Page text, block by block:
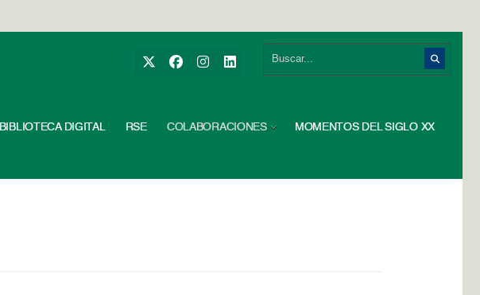
BIBLIOTECA DIGITAL RSE COLABORACIONES MOMENTOS DEL SIGLO XX